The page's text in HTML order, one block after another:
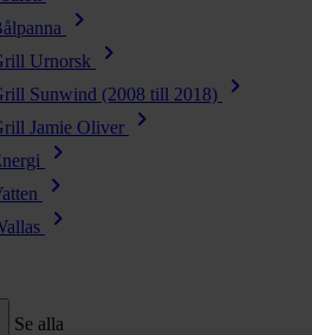
chevron_right
Urnorsk chevron_right
Sunwind (2008 till 2018) chevron_right
Jamie Oliver chevron_right
chevron_right
chevron_right
chevron_right
Se alla